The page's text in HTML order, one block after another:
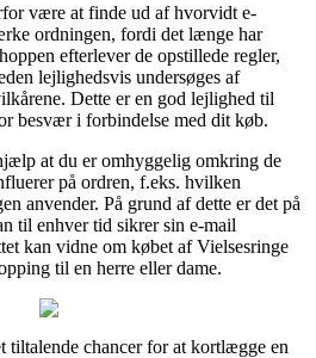
være at finde ud af hvorvidt e-
ordningen, fordi det længe har
efterlever de opstillede regler,
lejlighedsvis undersøges af
Dette er en god lejlighed til
besvær i forbindelse med dit køb.
at du er omhyggelig omkring de
på ordren, f.eks. hvilken
anvender. På grund af dette er det på
til enhver tid sikrer sin e-mail
kan vidne om købet af Vielsesringe
til en herre eller dame.
tiltalende chancer for at kortlægge en